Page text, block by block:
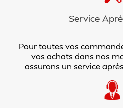
Service
Pour toutes vos
vos achats dans nos
assurons un service